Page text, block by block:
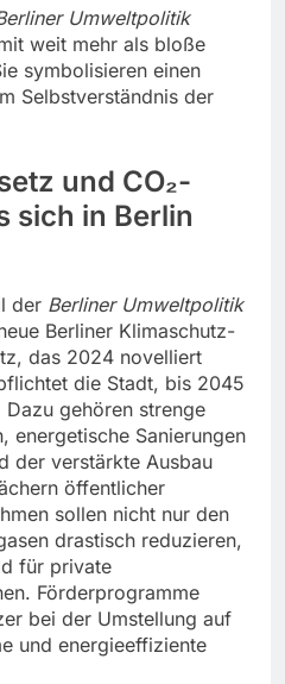
Umweltpolitik
weit mehr als bloße
symbolisieren einen
Selbstverständnis der
und CO₂-
sich in Berlin
der Berliner Umweltpolitik
Berliner Klimaschutz-
das 2024 novelliert
die Stadt, bis 2045
Dazu gehören strenge
energetische Sanierungen
der verstärkte Ausbau
öffentlicher
sollen nicht nur den
drastisch reduzieren,
für private
Förderprogramme
bei der Umstellung auf
und energieeffiziente